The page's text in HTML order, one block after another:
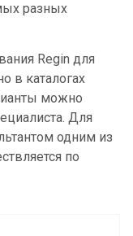
разных
Regin для
в каталогах
можно
Для
одним из
по